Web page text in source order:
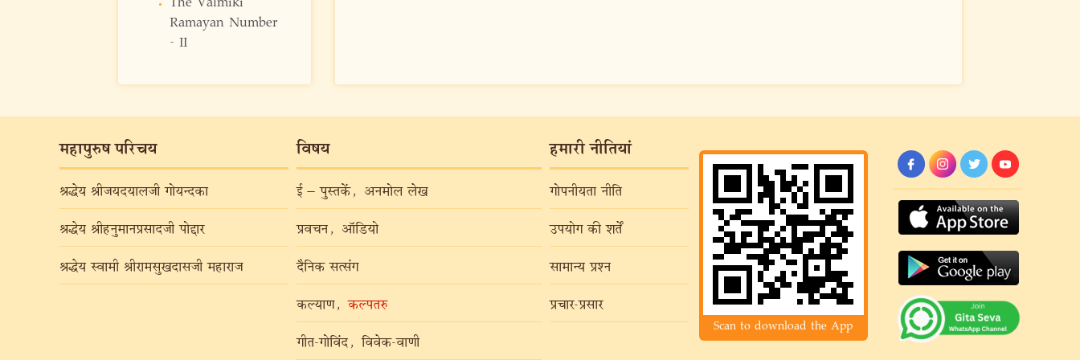
Ramayan Number
- II
महापुरुष परिचय
श्रद्धेय श्रीजयदयालजी गोयन्दका
श्रद्धेय श्रीहनुमानप्रसादजी पोद्दार
श्रद्धेय स्वामी श्रीरामसुखदासजी महाराज
विषय
ई – पुस्तकें , अनमोल लेख
प्रवचन , ऑडियो
दैनिक सत्संग
कल्याण , कल्पतरु
गीत-गोविंद , विवेक-वाणी
हमारी नीतियां
गोपनीयता नीति
उपयोग की शर्तें
सामान्य प्रश्न
प्रचार-प्रसार
Scan to download the App